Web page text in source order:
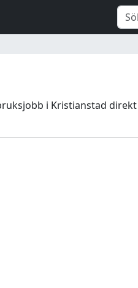
i Kristianstad